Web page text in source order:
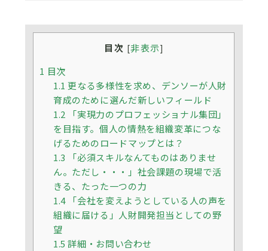
目次 [非表示]
1 目次
1.1 更なる多様性を求め、デンソーが人財
育成のために選んだ新しいフィールド
1.2 「実現力のプロフェッショナル集団」
を目指す。個人の情熱を組織変革につな
げるためのロードマップとは？
1.3 「必須スキルなんてものはありませ
ん。ただし・・・」社会課題の現場で活
きる、たった一つの力
1.4「会社を変えようとしている人の声を
組織に届ける」人財開発担当としての野
望
1.5 詳細・お問い合わせ